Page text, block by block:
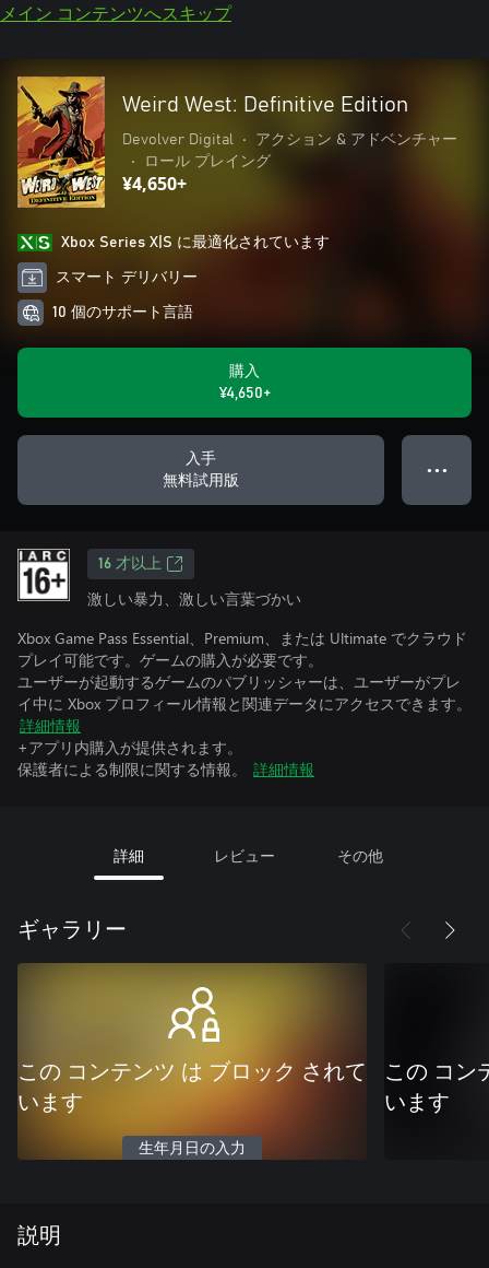
メイン コンテンツへスキップ
Weird West: Definitive Edition
Devolver Digital •
アクション & アドベンチャー
•
ロール プレイング
¥4,650+
Xbox Series X|S に最適化されています
スマート デリバリー
10 個のサポート言語
購入
¥4,650+
入手
無料試用版
● ● ●
16 才以上
激しい暴力、激しい言葉づかい
Xbox Game Pass Essential、Premium、または Ultimate でクラウド
プレイ可能です。ゲームの購入が必要です。
ユーザーが起動するゲームのパブリッシャーは、ユーザーがプレ
イ中に Xbox プロフィール情報と関連データにアクセスできます。
詳細情報
+アプリ内購入が提供されます。
保護者による制限に関する情報。
詳細情報
詳細 レビュー その他
ギャラリー
この コンテンツ は ブロック されて
います
生年月日の入力
この コン
います
説明